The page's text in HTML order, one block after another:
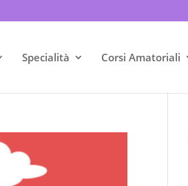
Specialità Corsi Amatoriali